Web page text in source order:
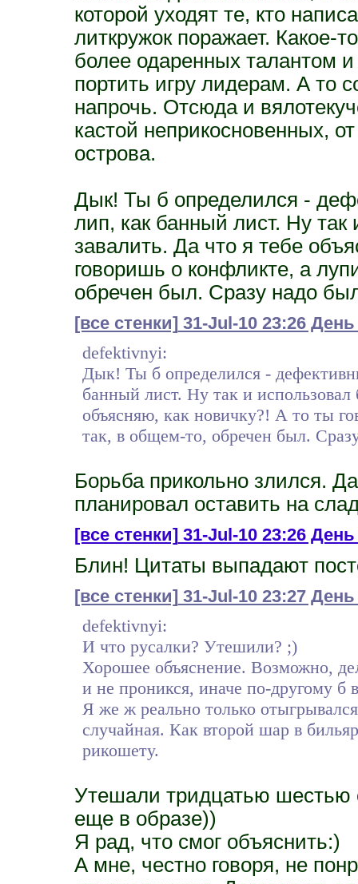
которой уходят те, кто
литкружок поражает. Какое-
более одаренных талантом
портить игру лидерам. А то
напрочь. Отсюда и
кастой неприкосновенных,
острова.
Дык! Ты б определился -
лип, как банный лист. Ну
завалить. Да что я тебе
говоришь о конфликте, а
обречен был. Сразу надо
[все стенки] 31-Jul-10 23:26
defektivnyi:
Дык! Ты б определился -
банный лист. Ну так и
объясняю, как новичку?! А то ты
так, в общем-то, обречен был.
Борьба прикольно злился.
планировал оставить на
[все стенки]31-Jul-10 23:26
Блин! Цитаты выпадают
[все стенки] 31-Jul-10 23:27
defektivnyi:
И что русалки? Утешили? ;)
Хорошее объяснение. Возможно,
и не проникся, иначе по-другому
Я же ж реально только
случайная. Как второй шар в
рикошету.
Утешали тридцатью шестью
еще в образе))
Я рад, что смог объяснить:)
А мне, честно говоря, не